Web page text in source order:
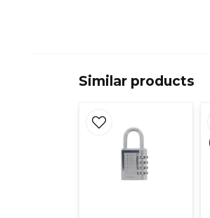
Similar products